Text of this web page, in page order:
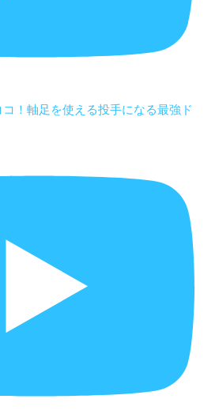
！軸足を使える投手になる最強ド